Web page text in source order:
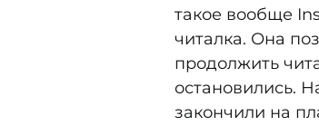
такое вообще
читалка. Она
продолжить
остановились.
закончили на